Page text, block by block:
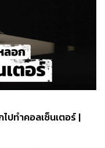
ปทำคอลเซ็นเตอร์ |